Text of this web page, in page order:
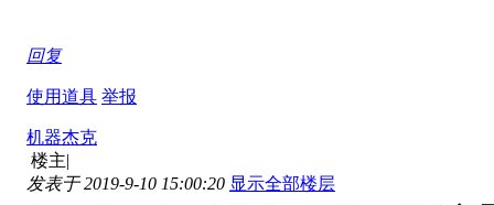
回复
使用道具 举报
机器杰克
楼主|
发表于 2019-9-10 15:00:20 显示全部楼层